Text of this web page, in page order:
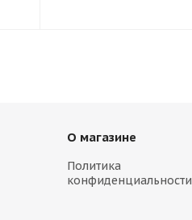
О магазине
Политика
конфиденциальности